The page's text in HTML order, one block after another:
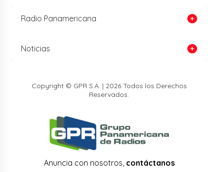
Radio Panamericana
Noticias
Copyright © GPR S.A. | 2026 Todos los Derechos
Reservados.
Anuncia con nosotros, contáctanos